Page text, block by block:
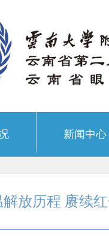
新闻中心
解放历程 赓续